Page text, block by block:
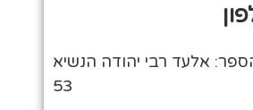
אלעד רבי יהודה הנשיא
53